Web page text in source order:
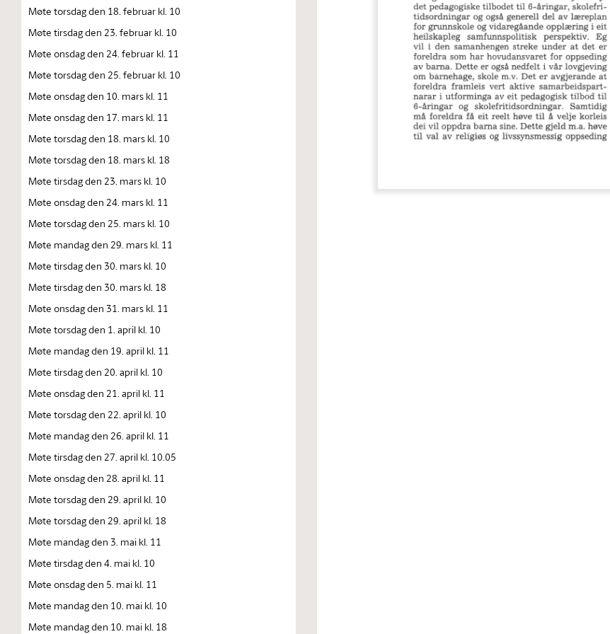
Møte torsdag den 18. februar kl. 10
Møte tirsdag den 23. februar kl. 10
Møte onsdag den 24. februar kl. 11
Møte torsdag den 25. februar kl. 10
Møte onsdag den 10. mars kl. 11
Møte onsdag den 17. mars kl. 11
Møte torsdag den 18. mars kl. 10
Møte torsdag den 18. mars kl. 18
Møte tirsdag den 23. mars kl. 10
Møte onsdag den 24. mars kl. 11
Møte torsdag den 25. mars kl. 10
Møte mandag den 29. mars kl. 11
Møte tirsdag den 30. mars kl. 10
Møte tirsdag den 30. mars kl. 18
Møte onsdag den 31. mars kl. 11
Møte torsdag den 1. april kl. 10
Møte mandag den 19. april kl. 11
Møte tirsdag den 20. april kl. 10
Møte onsdag den 21. april kl. 11
Møte torsdag den 22. april kl. 10
Møte mandag den 26. april kl. 11
Møte tirsdag den 27. april kl. 10.05
Møte onsdag den 28. april kl. 11
Møte torsdag den 29. april kl. 10
Møte torsdag den 29. april kl. 18
Møte mandag den 3. mai kl. 11
Møte tirsdag den 4. mai kl. 10
Møte onsdag den 5. mai kl. 11
Møte mandag den 10. mai kl. 10
Møte mandag den 10. mai kl. 18